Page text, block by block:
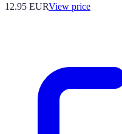
12.95 EURView price